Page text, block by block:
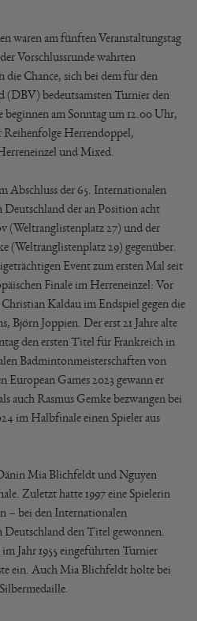
waren am fünften Veranstaltungstag
Vorschlussrunde wahrten
die Chance, sich bei dem für den
(DBV) bedeutsamsten Turnier den
am Sonntag um 12.00 Uhr,
Reihenfolge Herrendoppel,
und Mixed.
Abschluss der 65. Internationalen
der an Position acht
(Weltranglistenplatz 27) und der
(Weltranglistenplatz 29) gegenüber.
Event zum ersten Mal seit
Finale im Herreneinzel: Vor
Christian Kaldau im Endspiel gegen die
Björn Joppien. Der erst 21 Jahre alte
den ersten Titel für Frankreich in
Badmintonmeisterschaften von
European Games 2023 gewann er
auch Rasmus Gemke bezwangen bei
im Halbfinale einen Spieler aus
Mia Blichfeldt und Nguyen
Zuletzt hatte 1997 eine Spielerin
– bei den Internationalen
den Titel gewonnen.
Jahr 1955 eingeführten Turnier
ein. Auch Mia Blichfeldt holte bei